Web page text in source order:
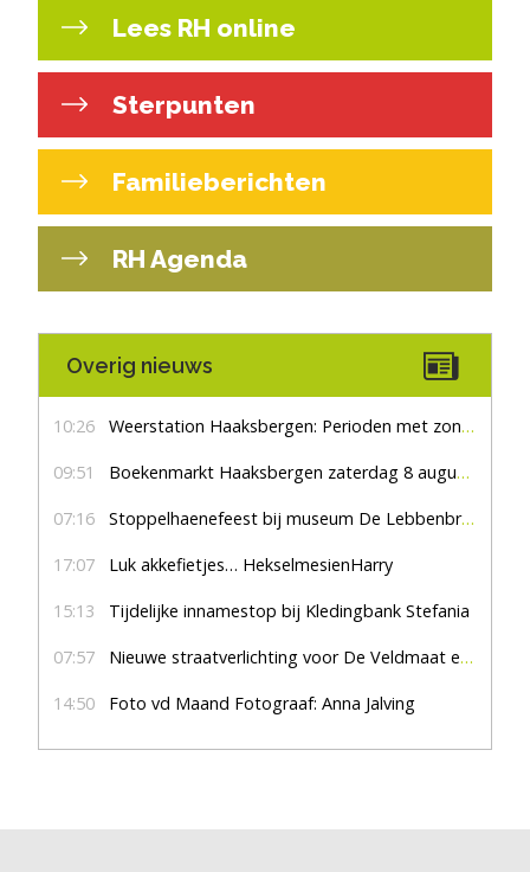
Lees RH online
Sterpunten
Familieberichten
RH Agenda
Overig nieuws
10:26 Weerstation Haaksbergen: Perioden met zon en droog
09:51 Boekenmarkt Haaksbergen zaterdag 8 augustus, marktplein Haaksbergen
07:16 Stoppelhaenefeest bij museum De Lebbenbrugge
17:07 Luk akkefietjes… HekselmesienHarry
15:13 Tijdelijke innamestop bij Kledingbank Stefania
07:57 Nieuwe straatverlichting voor De Veldmaat en De Pas
14:50 Foto vd Maand Fotograaf: Anna Jalving